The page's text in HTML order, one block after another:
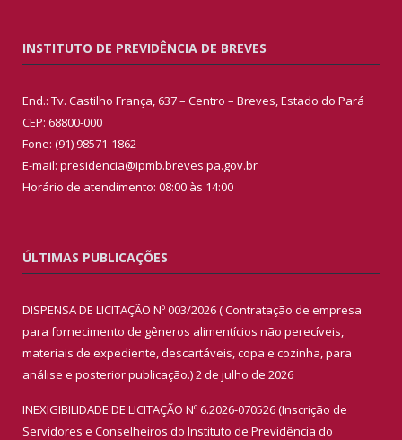
INSTITUTO DE PREVIDÊNCIA DE BREVES
End.: Tv. Castilho França, 637 – Centro – Breves, Estado do Pará
CEP: 68800-000
Fone: (91) 98571-1862
E-mail: presidencia@ipmb.breves.pa.gov.br
Horário de atendimento: 08:00 às 14:00
ÚLTIMAS PUBLICAÇÕES
DISPENSA DE LICITAÇÃO Nº 003/2026 ( Contratação de empresa
para fornecimento de gêneros alimentícios não perecíveis,
materiais de expediente, descartáveis, copa e cozinha, para
análise e posterior publicação.)2 de julho de 2026
INEXIGIBILIDADE DE LICITAÇÃO Nº 6.2026-070526 (Inscrição de
Servidores e Conselheiros do Instituto de Previdência do